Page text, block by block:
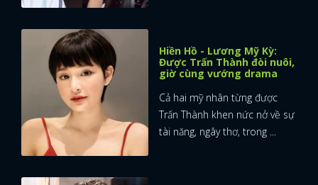
Hiền Hồ - Lương Mỹ Kỳ:
Được Trấn Thành đòi nuôi,
giờ cùng vướng drama
Cả hai mỹ nhân từng được
Trấn Thành khen nức nở về sự
tài năng, ngây thơ, trong ...